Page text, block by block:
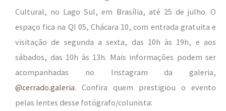
Cultural, no Lago Sul, em Brasília, até 25 de julho. O
espaço fica na QI 05, Chácara 10, com entrada gratuita e
visitação de segunda a sexta, das 10h às 19h, e aos
sábados, das 10h às 13h. Mais informações podem ser
acompanhadas no Instagram da galeria,
@cerrado.galeria. Confira quem prestigiou o evento
pelas lentes desse fotógrafo/colunista: